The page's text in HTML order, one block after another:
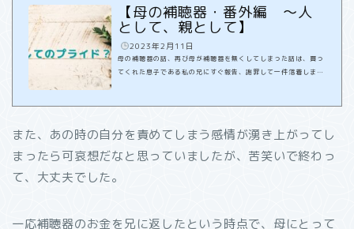
【母の補聴器・番外編 〜人
として、親として】
2023年2月11日
母の補聴器の話、再び母が補聴器を無くしてしまった話は、買っ
てくれた息子である私の兄にすぐ報告、謝罪して一件落着しまし
た。つい2週間前に「補聴器を落としたかもしれない」その喫茶
店。行くのをためらうかなと思ったけれど、母の中ではもう解決
また、あの時の自分を責めてしまう感情が湧き上がってし
まったら可哀想だなと思っていましたが、苦笑いで終わっ
て、大丈夫でした。
一応補聴器のお金を兄に返したという時点で、母にとって